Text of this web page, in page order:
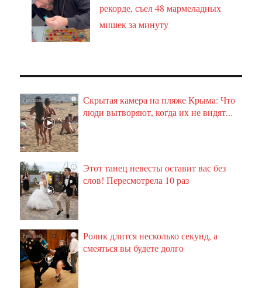
рекорде, съел 48 мармеладных
мишек за минуту
i
Скрытая камера на пляже Крыма: Что
люди вытворяют, когда их не видят...
i
Этот танец невесты оставит вас без
слов! Пересмотрела 10 раз
i
Ролик длится несколько секунд, а
смеяться вы будете долго